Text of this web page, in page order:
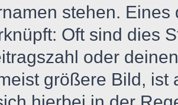
stehen.
Oft sind dies
oder
größere Bild, ist